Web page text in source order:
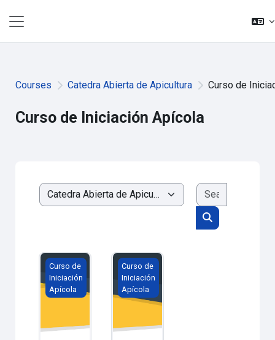
Courses Catedra Abierta de Apicultura Curso de
Curso de Iniciación Apícola
Course categories
Search courses
Curso de iniciación Apícola 2025
Curso de
Iniciación
Apícola
Curso de iniciación Apícola 2024
Curso de
Iniciación
Apícola